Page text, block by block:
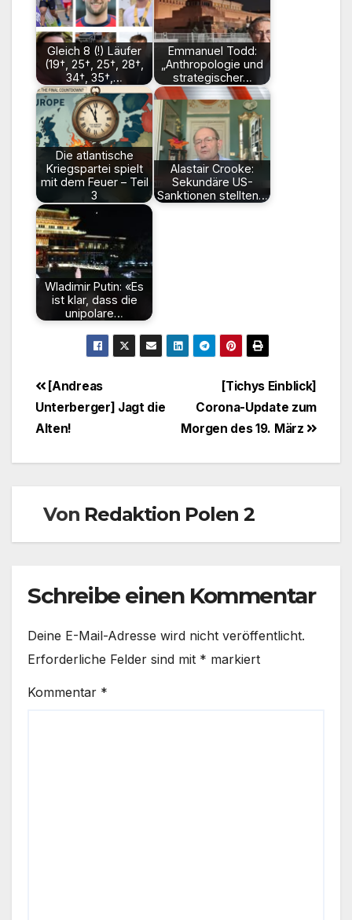
Gleich 8 (!) Läufer
(19†, 25†, 25†, 28†,
34†, 35†,…
Emmanuel Todd:
„Anthropologie und
strategischer…
Die atlantische
Kriegspartei spielt
mit dem Feuer – Teil
3
Alastair Crooke:
Sekundäre US-
Sanktionen stellten…
Wladimir Putin: «Es
ist klar, dass die
unipolare…
Beitragsnavigation[Tichys Einblick]
Corona-Update zum
Morgen des 19. März
[Andreas
Unterberger] Jagt die
Alten!
Von Redaktion Polen 2
Schreibe einen Kommentar
Deine E-Mail-Adresse wird nicht veröffentlicht.
Erforderliche Felder sind mit * markiert
Kommentar *